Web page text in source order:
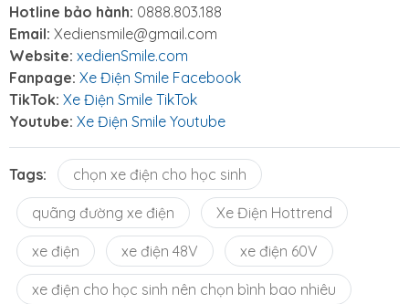
Hotline bảo hành: 0888.803.188
Email: Xediensmile@gmail.com
Website: xedienSmile.com
Fanpage: Xe Điện Smile Facebook
TikTok: Xe Điện Smile TikTok
Youtube: Xe Điện Smile Youtube
Tags: chọn xe điện cho học sinh
quãng đường xe điện Xe Điện Hottrend
xe điện xe điện 48V xe điện 60V
xe điện cho học sinh nên chọn bình bao nhiêu